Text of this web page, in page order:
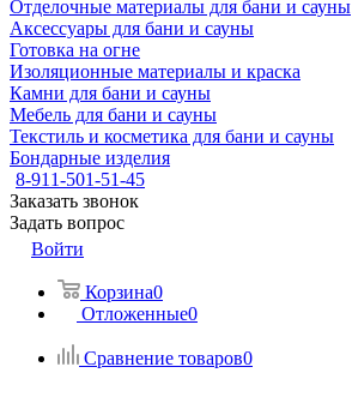
Отделочные материалы для бани и сауны
Аксессуары для бани и сауны
Готовка на огне
Изоляционные материалы и краска
Камни для бани и сауны
Мебель для бани и сауны
Текстиль и косметика для бани и сауны
Бондарные изделия
8-911-501-51-45
Заказать звонок
Задать вопрос
Войти
Корзина0
Отложенные0
Сравнение товаров0